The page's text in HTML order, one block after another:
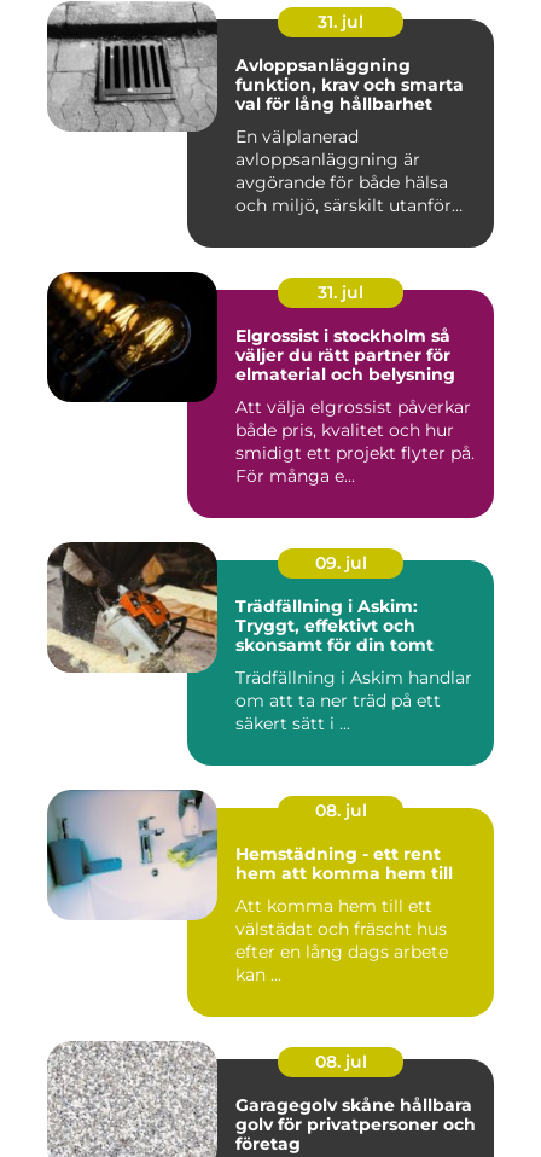
31. jul
Avloppsanläggning
funktion, krav och smarta
val för lång hållbarhet
En välplanerad
avloppsanläggning är
avgörande för både hälsa
och miljö, särskilt utanför
31. jul
Elgrossist i stockholm så
väljer du rätt partner för
elmaterial och belysning
Att välja elgrossist påverkar
både pris, kvalitet och hur
smidigt ett projekt flyter på.
För många e...
09. jul
Trädfällning i Askim:
Tryggt, effektivt och
skonsamt för din tomt
Trädfällning i Askim handlar
om att ta ner träd på ett
säkert sätt i ...
08. jul
Hemstädning - ett rent
hem att komma hem till
Att komma hem till ett
välstädat och fräscht hus
efter en lång dags arbete
kan ...
08. jul
Garagegolv skåne hållbara
golv för privatpersoner och
företag